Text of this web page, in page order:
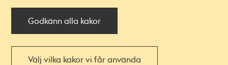
Godkänn alla kakor
Välj vilka kakor vi får använda